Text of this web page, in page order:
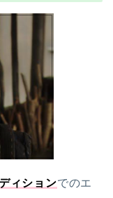
ィションでのエ